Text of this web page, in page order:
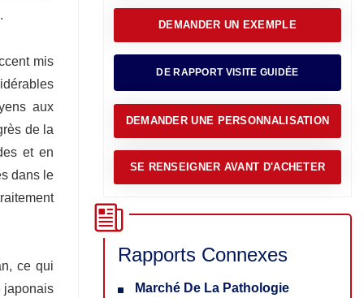
mis
aux
de la
et en
dans le
ce qui
japonais
DEMANDER UN EXEMPLE
DE RAPPORT VISITE GUIDÉE
DEMANDER UNE PERSONNALISATION
SE RENSEIGNER AVANT D'ACHETER
Rapports Connexes
Marché De La Pathologie